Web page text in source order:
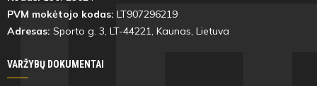
PVM mokėtojo kodas: LT907296219
Adresas: Sporto g. 3, LT-44221, Kaunas, Lietuva
VARŽYBŲ DOKUMENTAI